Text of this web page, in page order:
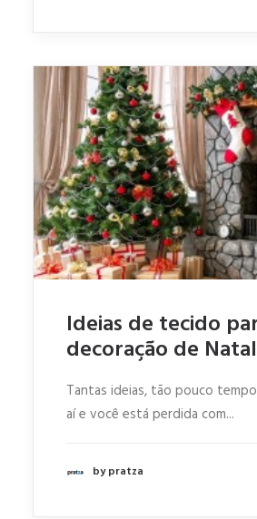
Ideias de tecido
decoração de Natal
Tantas ideias, tão pouco
aí e você está perdida com...
by pratza